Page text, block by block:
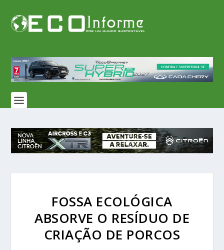
FOSSA ECOLÓGICA
ABSORVE O RESÍDUO DE
CRIAÇÃO DE PORCOS